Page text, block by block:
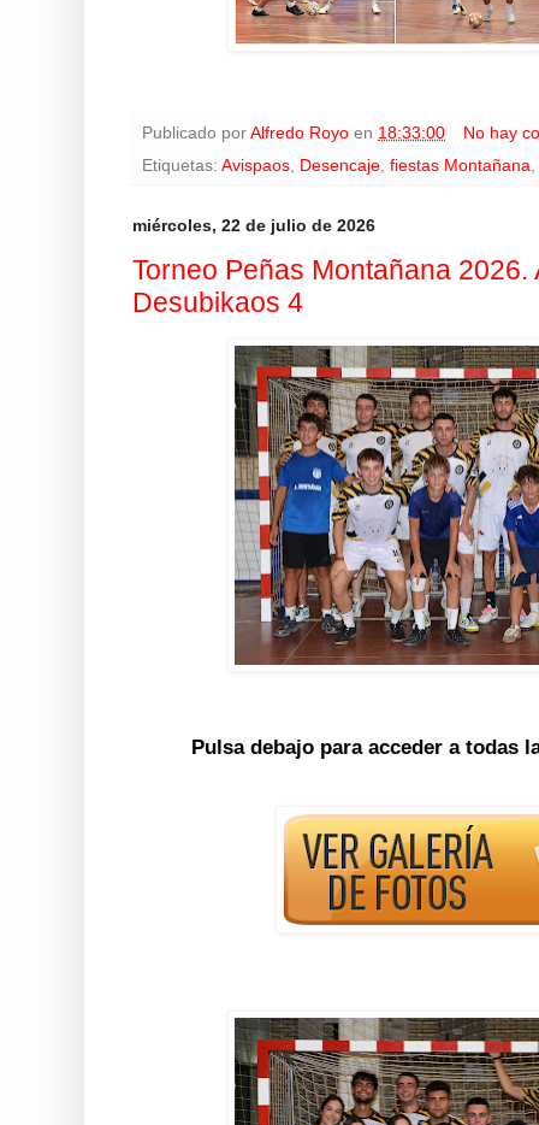
Publicado por Alfredo Royo en 18:33:00
No hay
Etiquetas: Avispaos Desencaje fiestas Montañana
miércoles, 22 de julio de 2026
Torneo Peñas Montañana
Desubikaos 4
Pulsa debajo para acceder a todas